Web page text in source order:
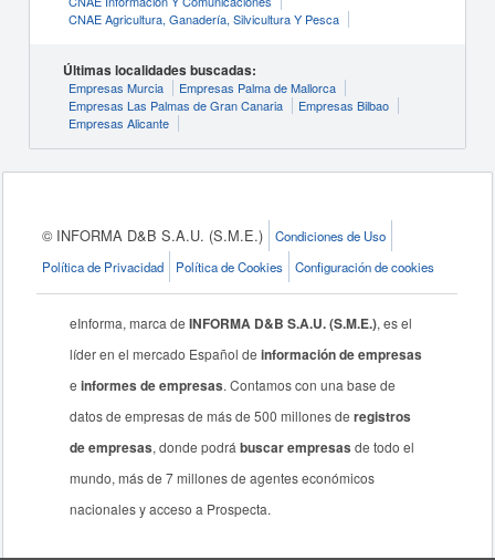
CNAE Agricultura, Ganadería, Silvicultura Y Pesca
Últimas localidades buscadas:
Empresas Murcia
Empresas Palma de Mallorca
Empresas Las Palmas de Gran Canaria
Empresas Bilbao
Empresas Alicante
© INFORMA D&B S.A.U. (S.M.E.)
Condiciones de Uso
Política de Privacidad
Política de Cookies Configuración de cookies
eInforma, marca deINFORMA D&B S.A.U. (S.M.E.), es el
líder en el mercado Español deinformación de empresas
einformes de empresas. Contamos con una base de
datos de empresas de más de 500 millones deregistros
de empresas, donde podrábuscar empresas de todo el
mundo, más de 7 millones de agentes económicos
nacionales y acceso a Prospecta.